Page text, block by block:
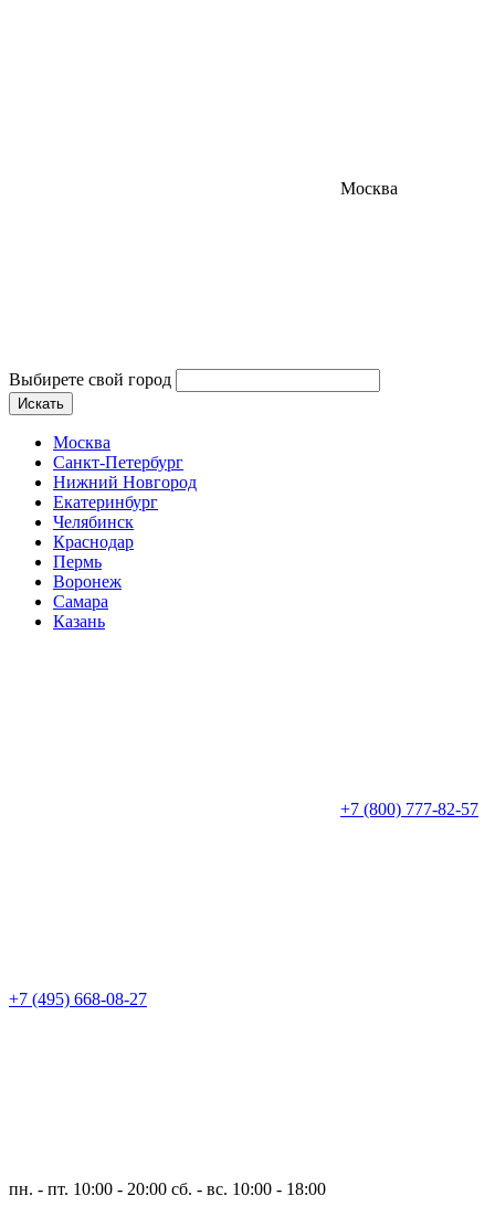
Москва
Выбирете свой город
Искать
Москва
Санкт-Петербург
Нижний Новгород
Екатеринбург
Челябинск
Краснодар
Пермь
Воронеж
Самара
Казань
+7 (800) 777-82-57
+7 (495) 668-08-27
пн. - пт. 10:00 - 20:00 сб. - вс. 10:00 - 18:00